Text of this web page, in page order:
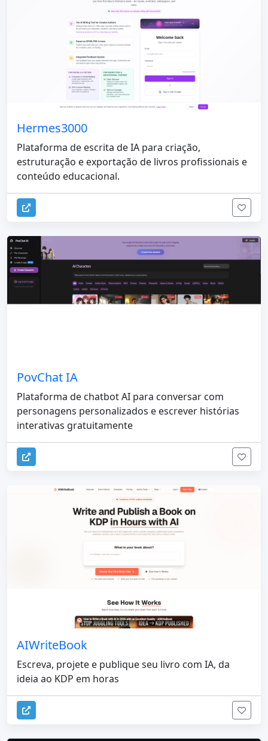
Hermes3000
Plataforma de escrita de IA para criação,
estruturação e exportação de livros profissionais e
conteúdo educacional.
PovChat IA
Plataforma de chatbot AI para conversar com
personagens personalizados e escrever histórias
interativas gratuitamente
AIWriteBook
Escreva, projete e publique seu livro com IA, da
ideia ao KDP em horas